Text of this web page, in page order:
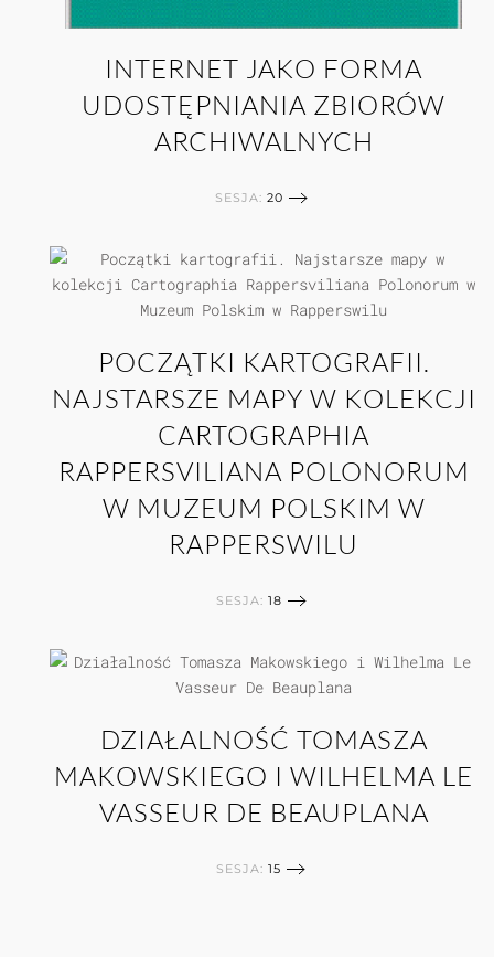
INTERNET JAKO FORMA
UDOSTĘPNIANIA ZBIORÓW
ARCHIWALNYCH
SESJA: 20
POCZĄTKI KARTOGRAFII.
NAJSTARSZE MAPY W KOLEKCJI
CARTOGRAPHIA
RAPPERSVILIANA POLONORUM
W MUZEUM POLSKIM W
RAPPERSWILU
SESJA: 18
DZIAŁALNOŚĆ TOMASZA
MAKOWSKIEGO I WILHELMA LE
VASSEUR DE BEAUPLANA
SESJA: 15